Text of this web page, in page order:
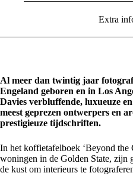
Extra
Al meer dan twintig jaar
Engeland geboren en in Los
Davies verbluffende, luxueuze
meest geprezen ontwerpers en
prestigieuze tijdschriften.
In het koffietafelboek ‘Beyond the
woningen in de Golden State, zijn
de kust om interieurs te